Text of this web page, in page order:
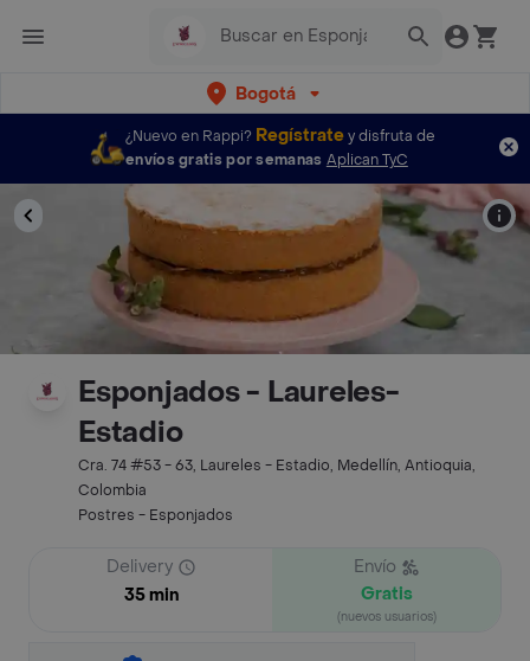
Bogotá
¿Nuevo en Rappi? Regístratey disfruta de
envíos gratis por semanas Aplican TyC
Esponjados - Laureles-
Estadio
Cra. 74 #53 - 63, Laureles - Estadio, Medellín, Antioquia,
Colombia
Postres - Esponjados
Delivery
35 min
Envío
Gratis
(nuevos usuarios)